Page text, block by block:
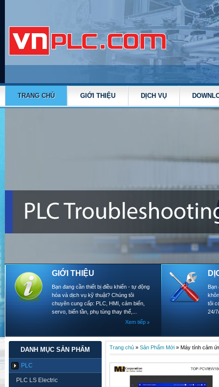
TRANG CHỦ GIỚI THIỆU DỊCH VỤ
GIỚI THIỆU
Bạn đang cần thiết bị điều khiển - tự động
hóa và dịch vụ kỹ thuật? Chúng tôi
chuyên cung cấp: PLC, HMI, cảm biến,
servo, biến tần, phụ tùng thay thế,...
Xem tiếp
Bạn
tôi
24/
DANH MỤC SẢN PHẨM
PLC
PLC LS Electric
Trang chủ » Sản Phẩm Mới » Máy tính cảm